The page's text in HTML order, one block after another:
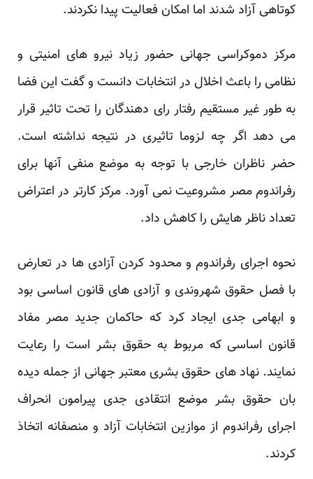
کوتاهی آزاد شدند اما امکان فعالیت پیدا نکردند.
مرکز دموکراسی جهانی حضور زیاد نیرو های امنیتی و
نظامی را باعث اخلال در انتخابات دانست و گفت این فضا
به طور غیر مستقیم رفتار رای دهندگان را تحت تاثیر قرار
می دهد اگر چه لزوما تاثیری در نتیجه نداشته است.
حضر ناظران خارجی با توجه به موضع منفی آنها برای
رفراندوم مصر مشروعیت نمی آورد. مرکز کارتر در اعتراض
تعداد ناظر هایش را کاهش داد.
نحوه اجرای رفراندوم و محدود کردن آزادی ها در تعارض
با فصل حقوق شهروندی و آزادی های قانون اساسی بود
و ابهامی جدی ایجاد کرد که حاکمان جدید مصر مفاد
قانون اساسی که مربوط به حقوق بشر است را رعایت
نمایند. نهاد های حقوق بشری معتبر جهانی از جمله دیده
بان حقوق بشر موضع انتقادی جدی پیرامون انحراف
اجرای رفراندوم از موازین انتخابات آزاد و منصفانه اتخاذ
کردند.